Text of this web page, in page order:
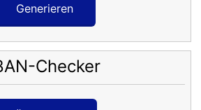
Generieren
Checker